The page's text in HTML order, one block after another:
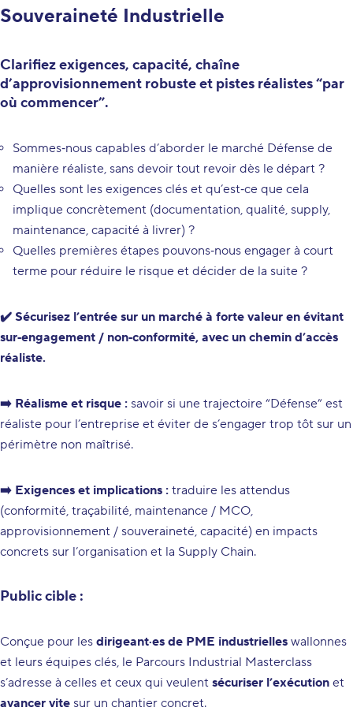
Souveraineté Industrielle
Clarifiez exigences, capacité, chaîne
d’approvisionnement robuste et pistes réalistes “par
où commencer”.
Sommes‑nous capables d’aborder le marché Défense de
manière réaliste, sans devoir tout revoir dès le départ ?
Quelles sont les exigences clés et qu’est‑ce que cela
implique concrètement (documentation, qualité, supply,
maintenance, capacité à livrer) ?
Quelles premières étapes pouvons‑nous engager à court
terme pour réduire le risque et décider de la suite ?
✔️ Sécurisez l’entrée sur un marché à forte valeur en évitant
sur‑engagement / non‑conformité, avec un chemin d’accès
réaliste.
➡️ Réalisme et risque : savoir si une trajectoire “Défense” est
réaliste pour l’entreprise et éviter de s’engager trop tôt sur un
périmètre non maîtrisé.
➡️ Exigences et implications : traduire les attendus
(conformité, traçabilité, maintenance / MCO,
approvisionnement / souveraineté, capacité) en impacts
concrets sur l’organisation et la Supply Chain.
Public cible :
Conçue pour les dirigeant·es de PME industrielles wallonnes
et leurs équipes clés, le Parcours Industrial Masterclass
s’adresse à celles et ceux qui veulent sécuriser l’exécution et
avancer vite sur un chantier concret.